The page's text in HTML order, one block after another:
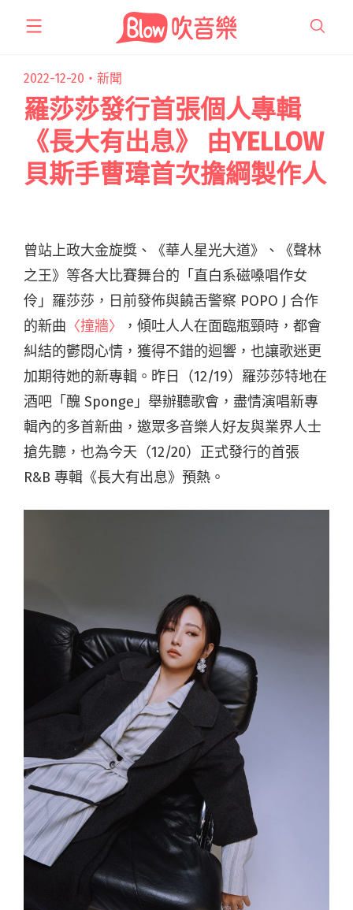
2022-12-20・ 新聞
羅莎莎發行首張個人專輯
《長大有出息》 由YELLOW
貝斯手曹瑋首次擔綱製作人
曾站上政大金旋獎、《華人星光大道》、《聲林
之王》等各大比賽舞台的「直白系磁嗓唱作女
伶」羅莎莎，日前發佈與饒舌警察 POPO J 合作
的新曲 〈撞牆〉
，傾吐人人在面臨瓶頸時，都會
糾結的鬱悶心情，獲得不錯的迴響，也讓歌迷更
加期待她的新專輯。昨日（12/19）羅莎莎特地在
酒吧「醜 Sponge」舉辦聽歌會，盡情演唱新專
輯內的多首新曲，邀眾多音樂人好友與業界人士
搶先聽，也為今天（12/20）正式發行的首張
R&B 專輯《長大有出息》預熱。